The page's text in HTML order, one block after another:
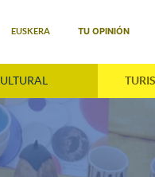
EUSKERA TU OPINIÓN